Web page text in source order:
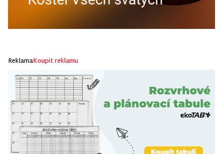
ReklamaKoupit reklamu